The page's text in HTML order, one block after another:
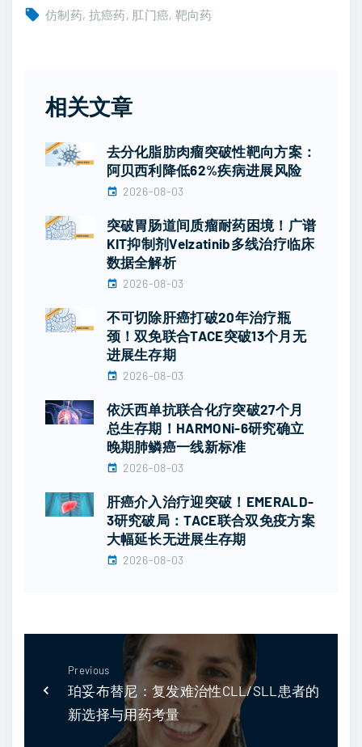
仿制药 抗癌药 肛门癌 靶向药
相关文章
去分化脂肪肉瘤突破性靶向方案：
阿贝西利降低62%疾病进展风险
2026-08-03
突破胃肠道间质瘤耐药困境！广谱
KIT抑制剂Velzatinib多线治疗临床
数据全解析
2026-08-03
不可切除肝癌打破20年治疗瓶
颈！双免联合TACE突破13个月无
进展生存期
2026-08-03
依沃西单抗联合化疗突破27个月
总生存期！HARMONi-6研究确立
晚期肺鳞癌一线新标准
2026-08-03
肝癌介入治疗迎突破！EMERALD-
3研究破局：TACE联合双免疫方案
大幅延长无进展生存期
2026-08-03
Previous
珀妥布替尼：复发难治性CLL/SLL患者的
新选择与用药考量